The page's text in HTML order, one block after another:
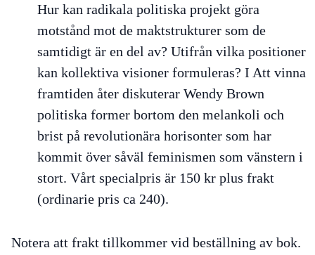
Hur kan radikala politiska projekt göra
motstånd mot de maktstrukturer som de
samtidigt är en del av? Utifrån vilka positioner
kan kollektiva visioner formuleras? I Att vinna
framtiden åter diskuterar Wendy Brown
politiska former bortom den melankoli och
brist på revolutionära horisonter som har
kommit över såväl feminismen som vänstern i
stort. Vårt specialpris är 150 kr plus frakt
(ordinarie pris ca 240).
Notera att frakt tillkommer vid beställning av bok.